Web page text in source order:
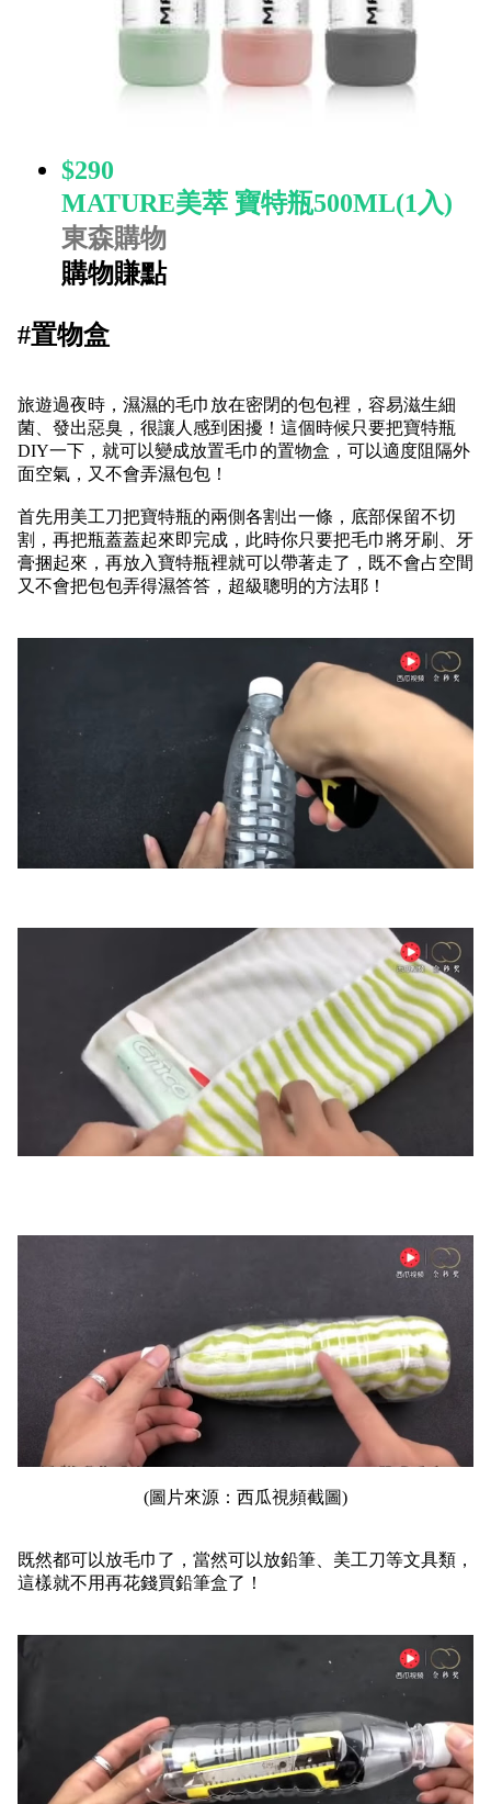
$290
MATURE美萃 寶特瓶500ML(1入)
東森購物
購物賺點
#置物盒
旅遊過夜時，濕濕的毛巾放在密閉的包包裡，容易滋生細
菌、發出惡臭，很讓人感到困擾！這個時候只要把寶特瓶
DIY一下，就可以變成放置毛巾的置物盒，可以適度阻隔外
面空氣，又不會弄濕包包！
首先用美工刀把寶特瓶的兩側各割出一條，底部保留不切
割，再把瓶蓋蓋起來即完成，此時你只要把毛巾將牙刷、牙
膏捆起來，再放入寶特瓶裡就可以帶著走了，既不會占空間
又不會把包包弄得濕答答，超級聰明的方法耶！
(圖片來源：西瓜視頻截圖)
既然都可以放毛巾了，當然可以放鉛筆、美工刀等文具類，
這樣就不用再花錢買鉛筆盒了！